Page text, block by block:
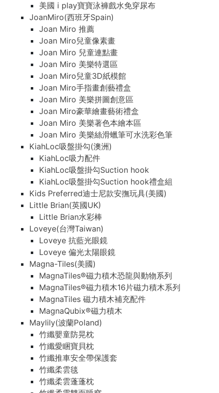
美國 i play寶寶泳褲戲水免穿尿布
JoanMiro(西班牙Spain)
Joan Miro 推薦
Joan Miro兒童像素畫
Joan Miro 兒童連點畫
Joan Miro 美樂特選區
Joan Miro兒童3D紙模館
Joan Miro手指畫創藝禮盒
Joan Miro 美樂拼圖創意區
Joan Miro豪華繪畫藝術禮盒
Joan Miro 美樂著色本繪本區
Joan Miro 美樂絲滑蠟筆可水洗彩色筆
KiahLoc吸盤掛勾(澳洲)
KiahLoc吸力配件
KiahLoc吸盤掛勾Suction hook
KiahLoc吸盤掛勾Suction hook禮盒組
Kids Preferred迪士尼款安撫玩具(美國)
Little Brian(英國UK)
Little Brian水彩棒
Loveye(台灣Taiwan)
Loveye 抗藍光眼鏡
Loveye 偏光太陽眼鏡
Magna-Tiles(美國)
MagnaTiles®磁力積木恐龍與動物系列
MagnaTiles®磁力積木16片磁力積木系列
MagnaTiles 磁力積木補充配件
MagnaQubix®磁力積木
Maylily(波蘭Poland)
竹纖嬰童防晃枕
竹纖愛睏寶貝枕
竹纖推車安全帶保護套
竹纖柔雲毯
竹纖柔雲蓬蓬枕